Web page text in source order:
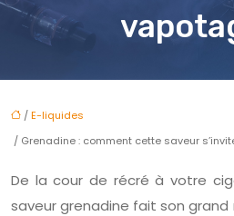
/E-liquides
/ Grenadine : comment cette saveur
De la cour de récré à votre
saveur grenadine fait son grand